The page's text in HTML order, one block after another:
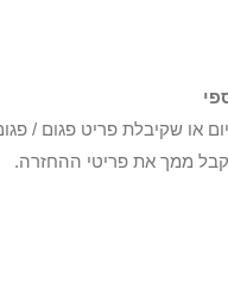
הפריטים שלך לא קיבלו תוך 30 יום
ממך את פריטי ההחזרה.